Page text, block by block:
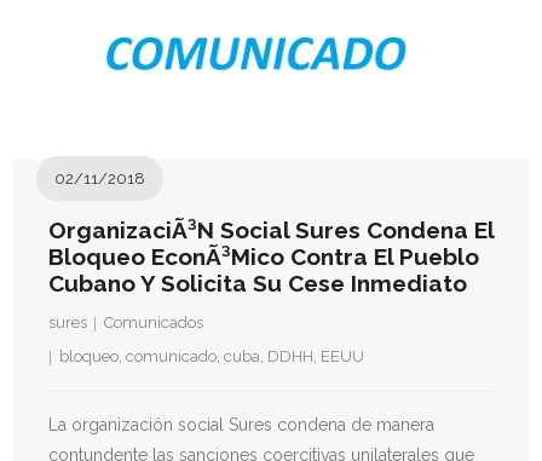
OrganizaciÃ³n Social Sures Condena El
Bloqueo EconÃ³mico Contra El Pueblo
Cubano Y Solicita Su Cese Inmediato
02/11/2018
sures
Comunicados
bloqueo, comunicado, cuba, DDHH, EEUU
La organización social Sures condena de manera
contundente las sanciones coercitivas unilaterales que